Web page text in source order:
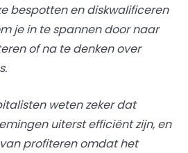
bespotten en diskwalificeren
je in te spannen door naar
of na te denken over
weten zeker dat
uiterst efficiënt zijn, en
profiteren omdat het